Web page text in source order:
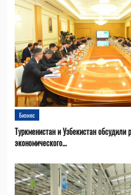
Бизнес
Туркменистан и Узбекистан обсудили
экономического...